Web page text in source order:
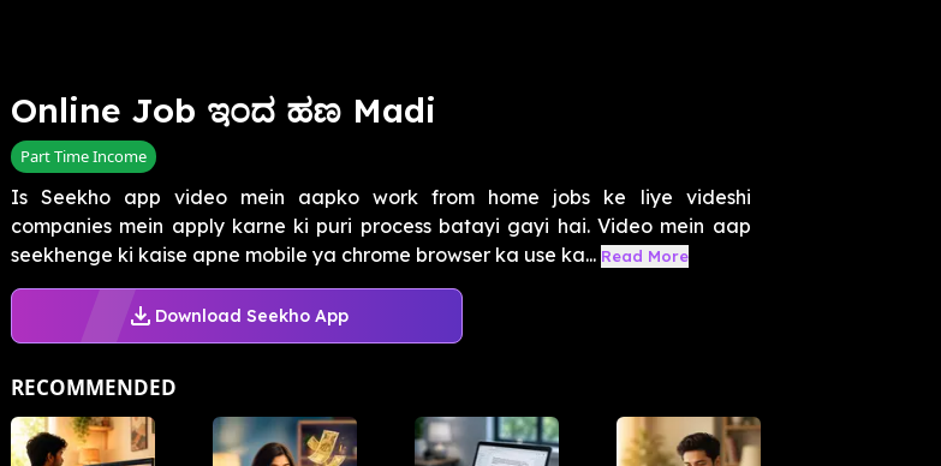
Online Job ಇಂದ ಹಣ Madi
Part Time Income
Is Seekho app video mein aapko work from home jobs ke liye videshi
companies mein apply karne ki puri process batayi gayi hai. Video mein aap
seekhenge ki kaise apne mobile ya chrome browser ka use ka... Read More
Download Seekho App
RECOMMENDED